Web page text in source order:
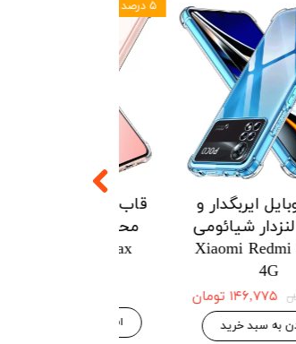
قاب موبایل ایربگدار و
محافظ لنزدار شیائومی
Xiaomi Poco m4pro
۱۵۴,۵۰۰ تومان
افزودن به سبد خرید
۵ درصد